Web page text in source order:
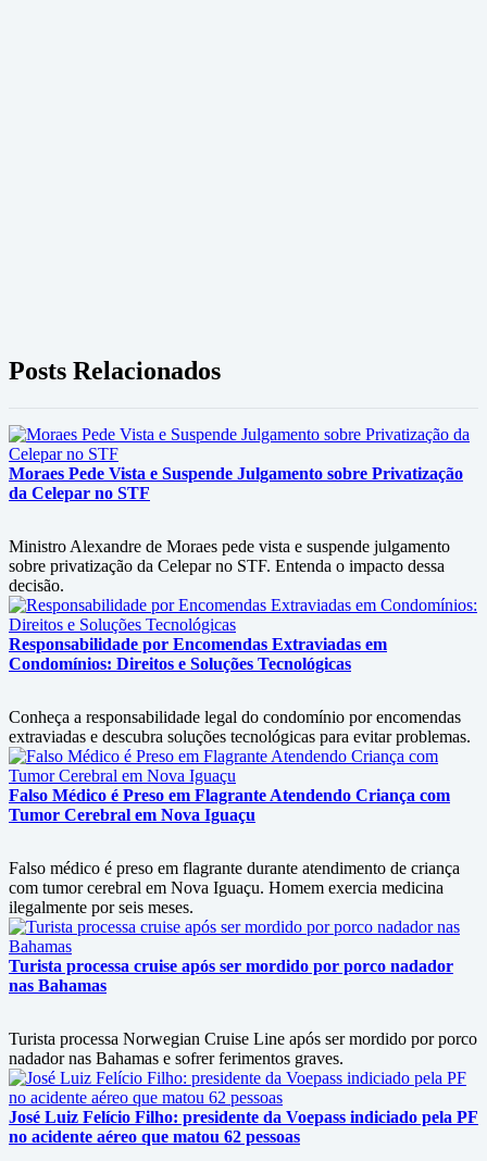
Posts Relacionados
Moraes Pede Vista e Suspende Julgamento sobre Privatização
da Celepar no STF
Ministro Alexandre de Moraes pede vista e suspende julgamento
sobre privatização da Celepar no STF. Entenda o impacto dessa
decisão.
Responsabilidade por Encomendas Extraviadas em
Condomínios: Direitos e Soluções Tecnológicas
Conheça a responsabilidade legal do condomínio por encomendas
extraviadas e descubra soluções tecnológicas para evitar problemas.
Falso Médico é Preso em Flagrante Atendendo Criança com
Tumor Cerebral em Nova Iguaçu
Falso médico é preso em flagrante durante atendimento de criança
com tumor cerebral em Nova Iguaçu. Homem exercia medicina
ilegalmente por seis meses.
Turista processa cruise após ser mordido por porco nadador
nas Bahamas
Turista processa Norwegian Cruise Line após ser mordido por porco
nadador nas Bahamas e sofrer ferimentos graves.
José Luiz Felício Filho: presidente da Voepass indiciado pela PF
no acidente aéreo que matou 62 pessoas